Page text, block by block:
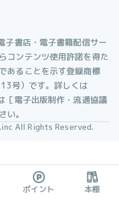
子書店・電子書籍配信サー
コンテンツ使用許諾を得た
あることを示す登録商標
号）です。詳しくは
［電子出版制作・流通協議
い。
All Rights Reserved.
ポイント 本棚